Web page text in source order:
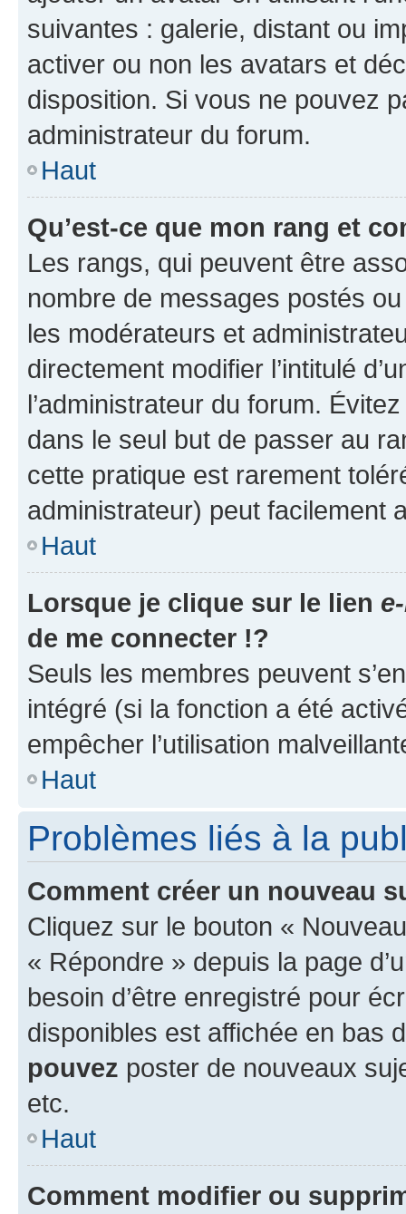
suivantes : galerie, distant ou
activer ou non les avatars et
disposition. Si vous ne pouvez
administrateur du forum.
Haut
Qu’est-ce que mon rang et
Les rangs, qui peuvent être
nombre de messages postés
les modérateurs et
directement modifier l’intitulé
l’administrateur du forum.
dans le seul but de passer au
cette pratique est rarement
administrateur) peut facilement
Haut
Lorsque je clique sur le lien
de me connecter !?
Seuls les membres peuvent
intégré (si la fonction a été
empêcher l’utilisation
Haut
Problèmes liés à la
Comment créer un nouveau
Cliquez sur le bouton «
« Répondre » depuis la page
besoin d’être enregistré pour
disponibles est affichée en bas
pouvez poster de nouveaux
etc.
Haut
Comment modifier ou